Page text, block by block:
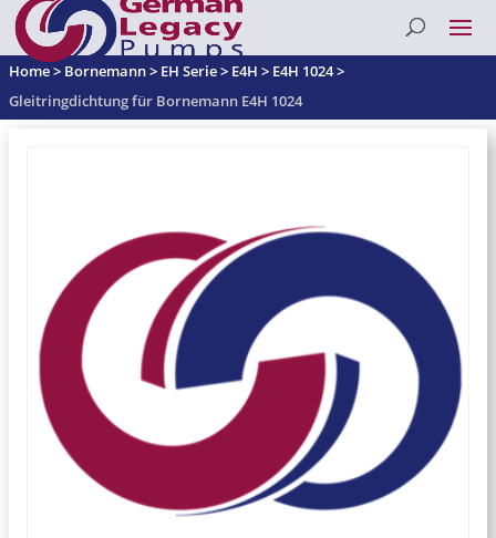
Home> Bornemann> EH Serie> E4H > E4H 1024>
Gleitringdichtung für Bornemann E4H 1024